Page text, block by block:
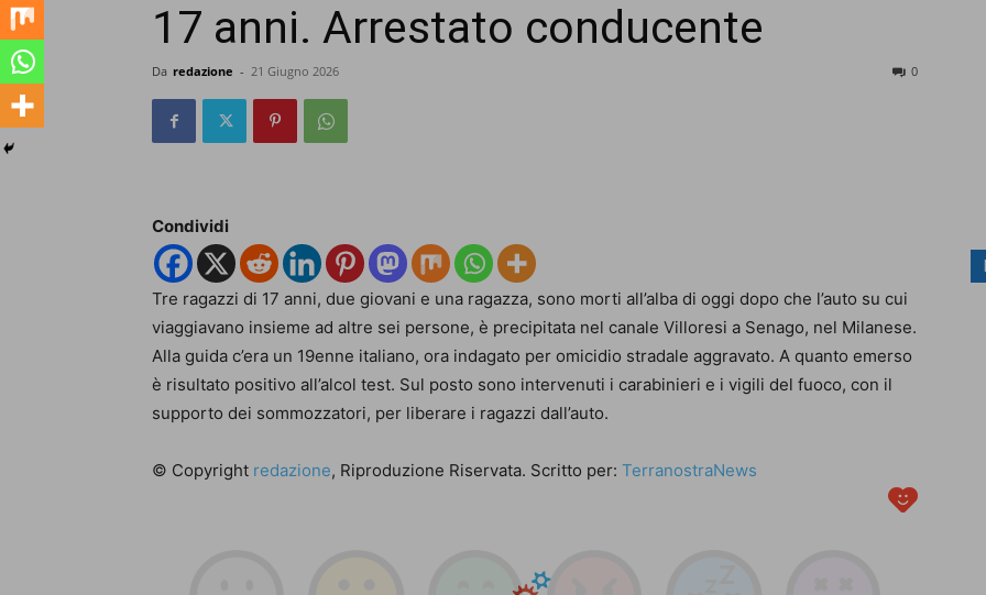
17 anni. Arrestato conducente
Da redazione - 21 Giugno 2026 0
Condividi
Tre ragazzi di 17 anni, due giovani e una ragazza, sono morti all’alba di oggi dopo che l’auto su cui
viaggiavano insieme ad altre sei persone, è precipitata nel canale Villoresi a Senago, nel Milanese.
Alla guida c’era un 19enne italiano, ora indagato per omicidio stradale aggravato. A quanto emerso
è risultato positivo all’alcol test. Sul posto sono intervenuti i carabinieri e i vigili del fuoco, con il
supporto dei sommozzatori, per liberare i ragazzi dall’auto.
© Copyright redazione, Riproduzione Riservata. Scritto per: TerranostraNews